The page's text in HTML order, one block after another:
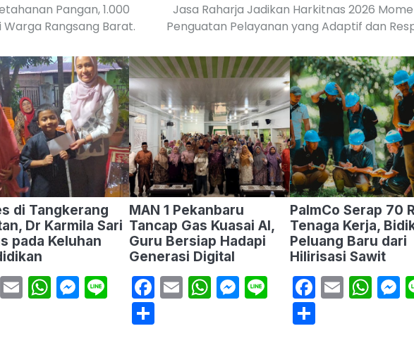
Pangan, 1.000
Rangsang Barat.
Jasa Raharja Jadikan Harkitnas 2026
Penguatan Pelayanan yang Adaptif dan
di Tangkerang
Dr Karmila Sari
pada Keluhan
EmailWhatsApp
Messenger
Line
MAN 1 Pekanbaru
Tancap Gas Kuasai AI,
Guru Bersiap Hadapi
Generasi Digital
Facebook
EmailWhatsApp
Messenger
Line
PalmCo Serap 70
Tenaga Kerja,
Peluang Baru dari
Hilirisasi Sawit
Email
Share